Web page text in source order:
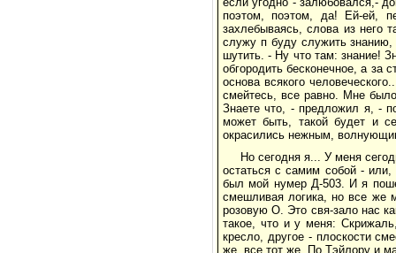
поэтом, поэтом, да! Ей-ей,
захлебываясь, слова из него
служу п буду служить
шутить. - Ну что там: знание!
обгородить бесконечное, а за
основа всякого
смейтесь, все равно. Мне
Знаете что, - предложил я, -
может быть, такой будет и
окрасились нежным,
Но сегодня я... У меня
остаться с самим собой -
был мой нумер Д-503. И я
смешливая логика, но все же
розовую О. Это свя-зало нас
такое, что и у меня:
кресло, другое - плоскости
же, все тот же. По Тэйлору и